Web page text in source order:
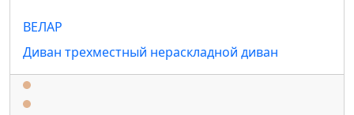
ВЕЛАР
Диван трехместный нераскладной диван